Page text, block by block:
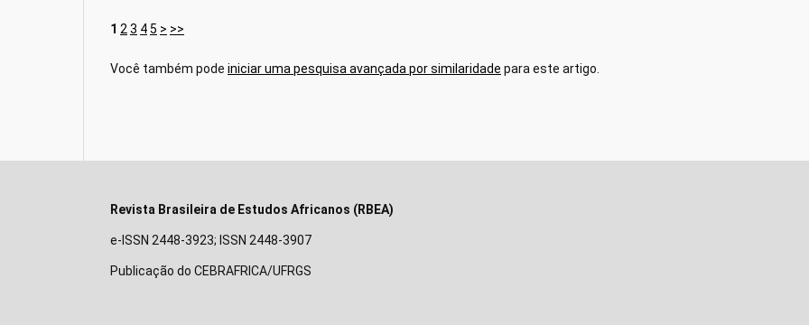
1 2 3 45 > >>
Você também pode iniciar uma pesquisa avançada por similaridade para este artigo.
Revista Brasileira de Estudos Africanos (RBEA)
e-ISSN 2448-3923; ISSN 2448-3907
Publicação do CEBRAFRICA/UFRGS